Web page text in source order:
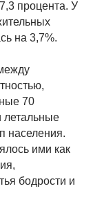
процента. У
на 3,7%.
70
летальные
населения.
ими как
бодрости и